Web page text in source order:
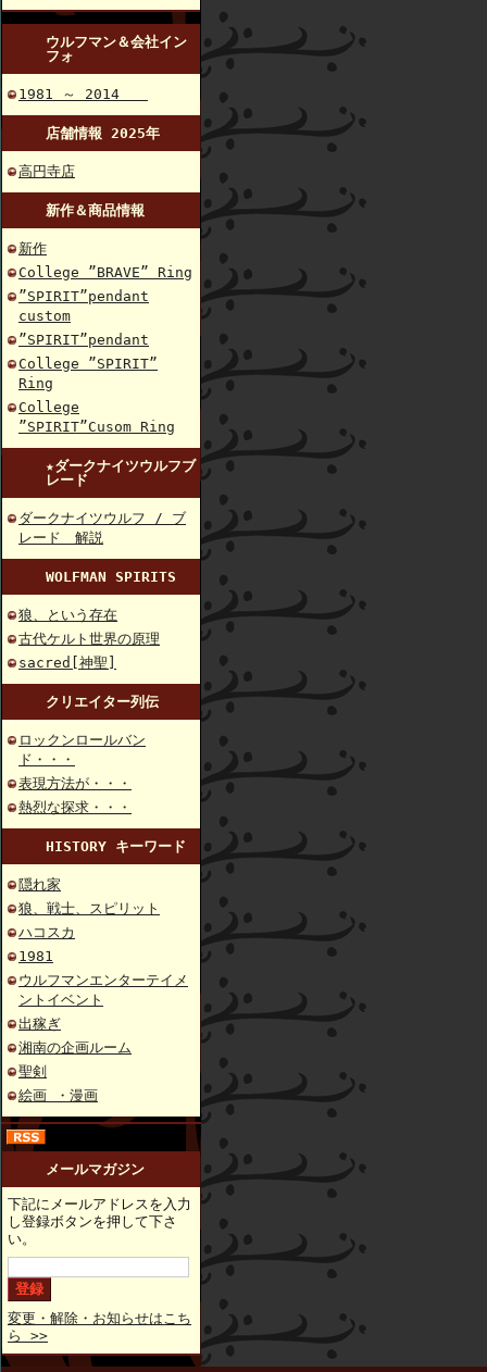
ウルフマン＆会社イン
フォ
1981 ～ 2014
店舗情報 2025年
高円寺店
新作＆商品情報
新作
College ”BRAVE” Ring
”SPIRIT”pendant
custom
”SPIRIT”pendant
College ”SPIRIT”
Ring
College
”SPIRIT”Cusom Ring
★ダークナイツウルフブ
レード
ダークナイツウルフ / ブ
レード 解説
WOLFMAN SPIRITS
狼、という存在
古代ケルト世界の原理
sacred[神聖]
クリエイター列伝
ロックンロールバン
ド・・・
表現方法が・・・
熱烈な探求・・・
HISTORY キーワード
隠れ家
狼、戦士、スピリット
ハコスカ
1981
ウルフマンエンターテイメ
ントイベント
出稼ぎ
湘南の企画ルーム
聖剣
絵画 ・漫画
メールマガジン
下記にメールアドレスを入力
し登録ボタンを押して下さ
い。
変更・解除・お知らせはこち
ら >>